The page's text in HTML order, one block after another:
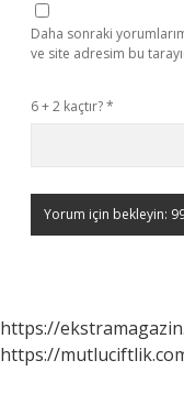
Daha sonraki
ve site adresim bu
6 + 2 kaçtır?*
https://
https://